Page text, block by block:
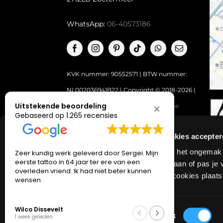
Even de cookies
Excuus voor het
Klik op toestaan of pas je
waarom wij cookies
Toestemmingsselectie
Noodzakelijk
WhatsApp: 06-40573186
KVK nummer: 90552571 | BTW nummer:
NL002036941B22 | Copyright © 2018-2026 |
Tattoo Studio Hook’s Ink |
voorwaarden|Privacy Policy
Uitstekende beoordeling
Gebaseerd op 1.265 recensies
Zeer kundig werk geleverd door Sergei. Mijn
eerste tattoo in 64 jaar ter ere van een
overleden vriend. Ik had niet beter kunnen
wensen
Wilco Dissevelt
1 week geleden
Ik had een
Alexey. Ik
Instagram
resultaat.
netjes en
Jeroen
1 week geleden